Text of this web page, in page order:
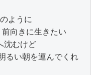
ように
向きに生きたい
むけど
い朝を運んでくれ